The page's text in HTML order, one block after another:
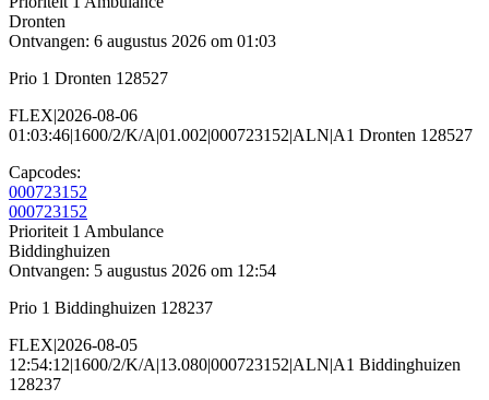
Dronten
Ontvangen: 6 augustus 2026 om 01:03
Prio 1 Dronten 128527
FLEX|2026-08-06
01:03:46|1600/2/K/A|01.002|000723152|ALN|A1 Dronten 128527
Capcodes:
000723152
000723152
Prioriteit 1 Ambulance
Biddinghuizen
Ontvangen: 5 augustus 2026 om 12:54
Prio 1 Biddinghuizen 128237
FLEX|2026-08-05
12:54:12|1600/2/K/A|13.080|000723152|ALN|A1 Biddinghuizen
128237